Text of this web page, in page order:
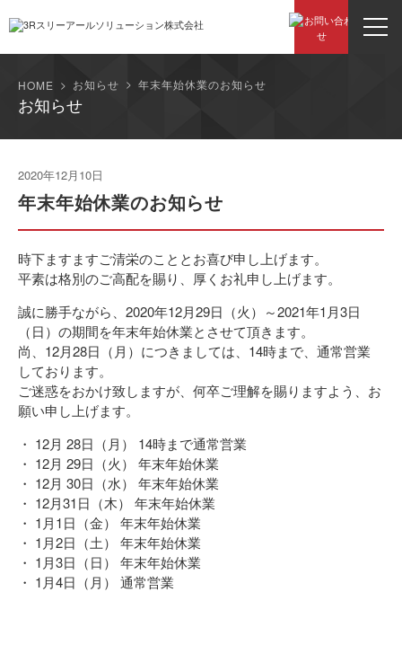
HOME お知らせ 年末年始休業のお知らせ
お知らせ
2020年12月10日
年末年始休業のお知らせ
時下ますますご清栄のこととお喜び申し上げます。
平素は格別のご高配を賜り、厚くお礼申し上げます。
誠に勝手ながら、2020年12月29日（火）～2021年1月3日
（日）の期間を年末年始休業とさせて頂きます。
尚、12月28日（月）につきましては、14時まで、通常営業
しております。
ご迷惑をおかけ致しますが、何卒ご理解を賜りますよう、お
願い申し上げます。
・ 12月 28日（月） 14時まで通常営業
・ 12月 29日（火） 年末年始休業
・ 12月 30日（水） 年末年始休業
・ 12月31日（木） 年末年始休業
・ 1月1日（金） 年末年始休業
・ 1月2日（土） 年末年始休業
・ 1月3日（日） 年末年始休業
・ 1月4日（月） 通常営業